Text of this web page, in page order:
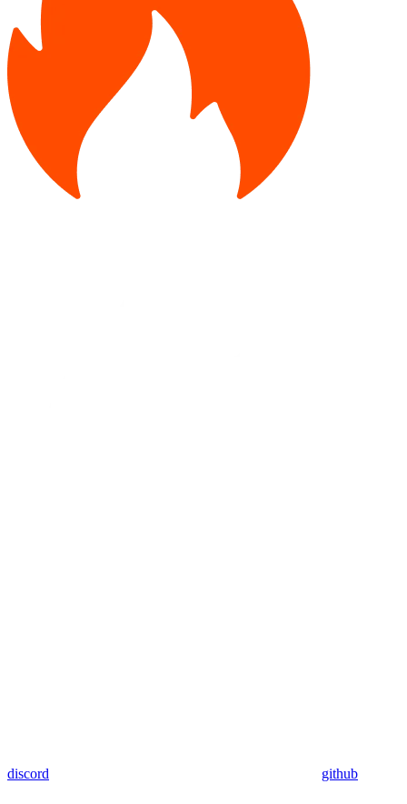
discord github